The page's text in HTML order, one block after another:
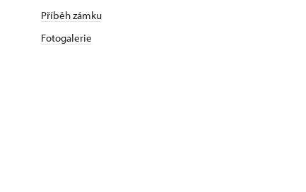
Příběh zámku
Fotogalerie